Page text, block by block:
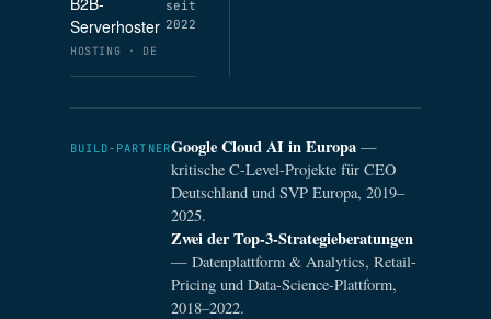
Serverhoster
seit
2022
HOSTING · DE
BUILD-PARTNERGoogle Cloud AI in Europa—
kritische C-Level-Projekte für CEO
Deutschland und SVP Europa, 2019–
2025.
Zwei der Top-3-Strategieberatungen
— Datenplattform & Analytics, Retail-
Pricing und Data-Science-Plattform,
2018–2022.